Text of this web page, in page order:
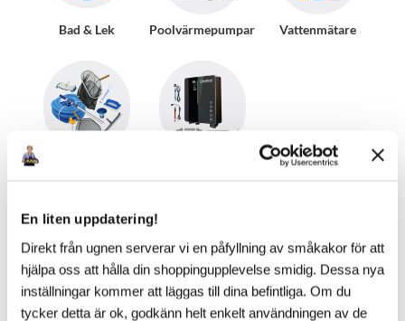
En liten uppdatering!
Direkt från ugnen serverar vi en påfyllning av småkakor för att
hjälpa oss att hålla din shoppingupplevelse smidig. Dessa nya
inställningar kommer att läggas till dina befintliga. Om du
tycker detta är ok, godkänn helt enkelt användningen av de
Bad & Lek Poolvärmepumpar Vattenmätare